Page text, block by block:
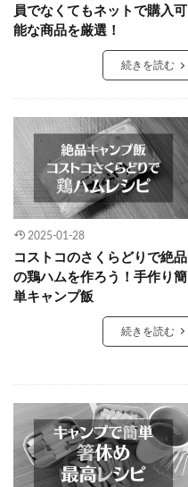
員でなくてもネットで購入可
能な商品を厳選！
続きを読む
2025-01-28
コストコのさくらどりで絶品
の鶏ハムを作ろう！手作り簡
単キャンプ飯
続きを読む